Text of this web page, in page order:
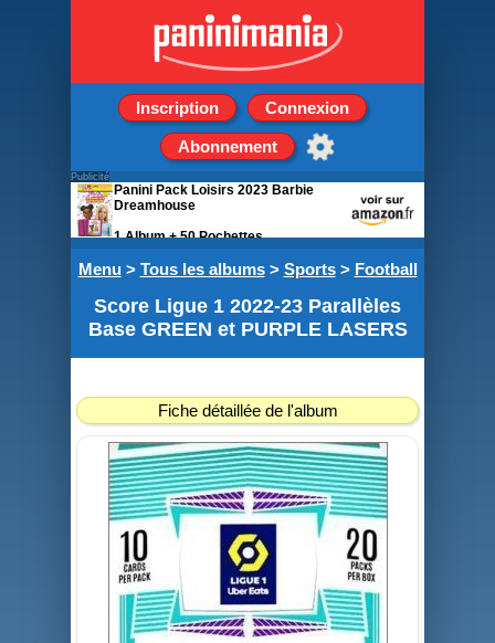
Inscription Connexion
Abonnement
Menu> Tous les albums> Sports> Football
Score Ligue 1 2022-23 Parallèles
Base GREEN et PURPLE LASERS
Fiche détaillée de l'album
Publicité
Panini Pack Loisirs 2023 Barbie
Dreamhouse
1 Album + 50 Pochettes